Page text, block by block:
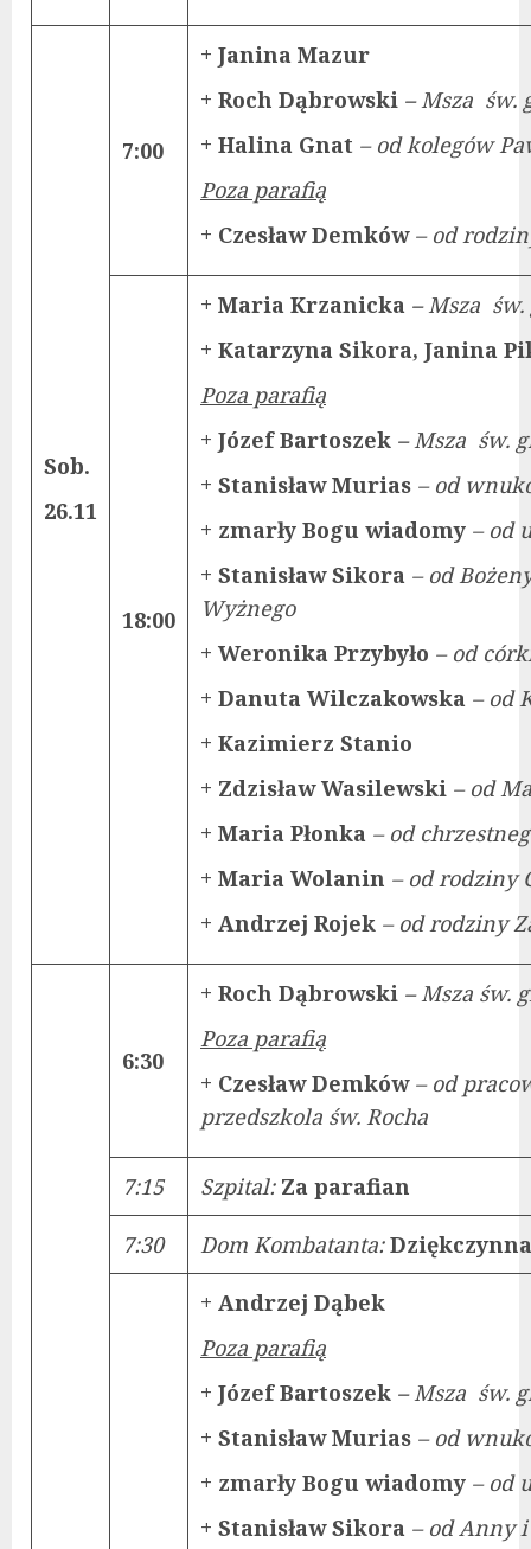
Sob.
26.11
7:00
+ Janina Mazur
+ Roch Dąbrowski – Msza św.
+ Halina Gnat – od kolegów
Poza parafią
+ Czesław Demków – od
18:00
+ Maria Krzanicka – Msza
+ Katarzyna Sikora, Janina
Poza parafią
+ Józef Bartoszek – Msza św.
+ Stanisław Murias – od
+ zmarły Bogu wiadomy – od
+ Stanisław Sikora – od
Wyżnego
+ Weronika Przybyło – od
+ Danuta Wilczakowska – od
+ Kazimierz Stanio
+ Zdzisław Wasilewski – od
+ Maria Płonka – od
+ Maria Wolanin – od rodziny
+ Andrzej Rojek – od rodziny
6:30
+ Roch Dąbrowski – Msza św.
Poza parafią
+ Czesław Demków – od
przedszkola św. Rocha
7:15 Szpital: Za parafian
7:30 Dom Kombatanta:
+ Andrzej Dąbek
Poza parafią
+ Józef Bartoszek – Msza św.
+ Stanisław Murias – od
+ zmarły Bogu wiadomy – od
+ Stanisław Sikora – od Anny